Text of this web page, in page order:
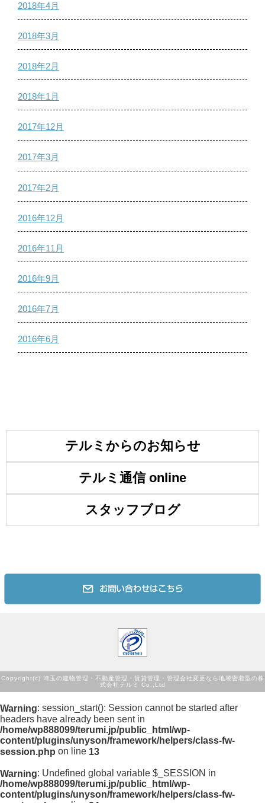
2018年4月
2018年3月
2018年2月
2018年1月
2017年12月
2017年3月
2017年2月
2016年12月
2016年11月
2016年9月
2016年7月
2016年6月
テルミからのお知らせ
テルミ通信 online
スタッフブログ
Copyright(c) 埼玉の建物管理・不動産管理・賃貸管理・管理会社変更なら地域密着型の株
式会社テルミ
Co.,Ltd
Warning: session_start(): Session cannot be started after
headers have already been sent in
/home/wp888099/terumi.jp/public_html/wp-
content/plugins/unyson/framework/helpers/class-fw-
session.php on line 13
Warning: Undefined global variable $_SESSION in
/home/wp888099/terumi.jp/public_html/wp-
content/plugins/unyson/framework/helpers/class-fw-